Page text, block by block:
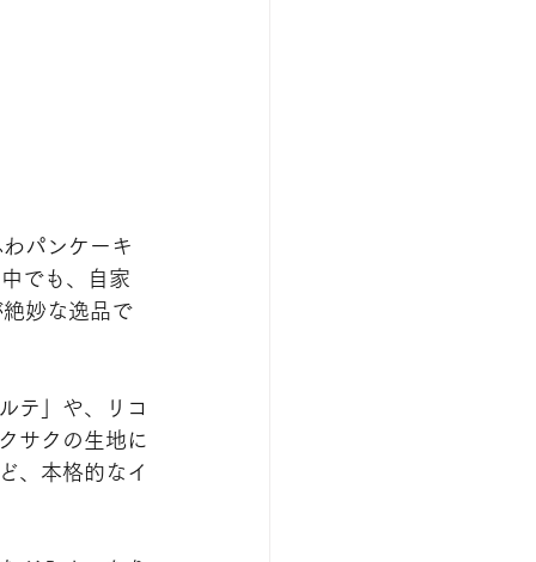
パンケーキ
でも、自家
妙な逸品で
テ」や、リコ
サクの生地に
、本格的なイ